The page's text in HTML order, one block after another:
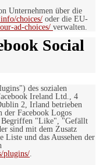
Unternehmen über die
choices/ oder die EU-
ad-choices/ verwalten.
Social
des sozialen
Ireland Ltd., 4
2, Irland betrieben
Facebook Logos
Begriffen "Like", "Gefällt
sind mit dem Zusatz
Liste und das Aussehen der
plugins/.